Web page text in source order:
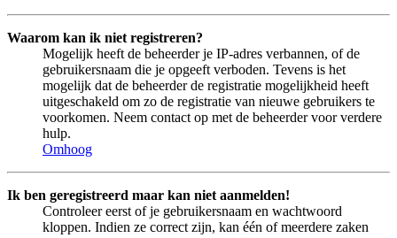
Waarom kan ik niet registreren?
Mogelijk heeft de beheerder je IP-adres verbannen, of de
gebruikersnaam die je opgeeft verboden. Tevens is het
mogelijk dat de beheerder de registratie mogelijkheid heeft
uitgeschakeld om zo de registratie van nieuwe gebruikers te
voorkomen. Neem contact op met de beheerder voor verdere
hulp.
Omhoog
Ik ben geregistreerd maar kan niet aanmelden!
Controleer eerst of je gebruikersnaam en wachtwoord
kloppen. Indien ze correct zijn, kan één of meerdere zaken